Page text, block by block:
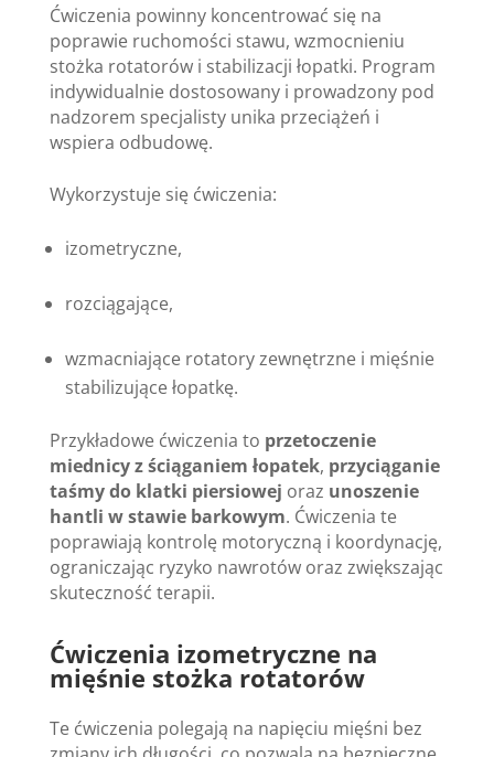
Ćwiczenia powinny koncentrować się na
poprawie ruchomości stawu, wzmocnieniu
stożka rotatorów i stabilizacji łopatki. Program
indywidualnie dostosowany i prowadzony pod
nadzorem specjalisty unika przeciążeń i
wspiera odbudowę.
Wykorzystuje się ćwiczenia:
izometryczne,
rozciągające,
wzmacniające rotatory zewnętrzne i mięśnie
stabilizujące łopatkę.
Przykładowe ćwiczenia to przetoczenie
miednicy z ściąganiem łopatek, przyciąganie
taśmy do klatki piersiowej oraz unoszenie
hantli w stawie barkowym. Ćwiczenia te
poprawiają kontrolę motoryczną i koordynację,
ograniczając ryzyko nawrotów oraz zwiększając
skuteczność terapii.
Ćwiczenia izometryczne na
mięśnie stożka rotatorów
Te ćwiczenia polegają na napięciu mięśni bez